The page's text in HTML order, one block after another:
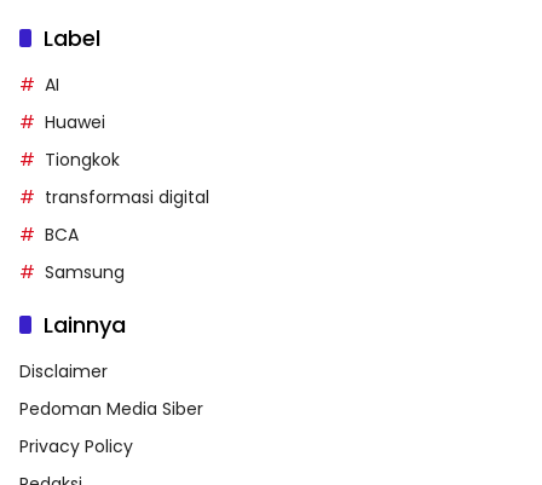
Label
AI
Huawei
Tiongkok
transformasi digital
BCA
Samsung
Lainnya
Disclaimer
Pedoman Media Siber
Privacy Policy